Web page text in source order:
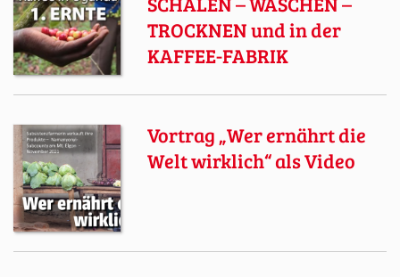
TROCKNEN und in der
KAFFEE-FABRIK
Vortrag „Wer ernährt die
Welt wirklich“ als Video